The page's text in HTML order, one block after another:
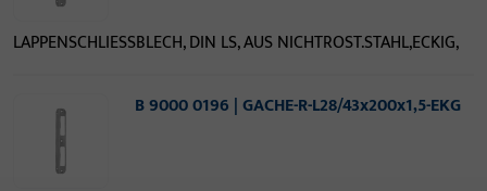
LAPPENSCHLIESSBLECH, DIN LS, AUS NICHTROST.STAHL,ECKIG,
B 9000 0196 | GACHE-R-L28/43x200x1,5-EKG